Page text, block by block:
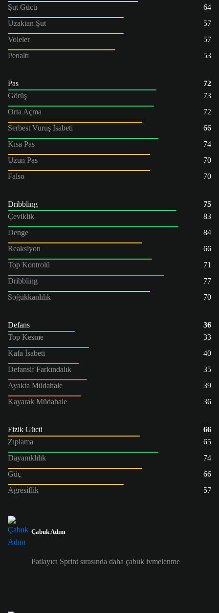
Şut Gücü
64
Uzaktan Şut
57
Voleler
57
Penaltı
53
Pas
72
Görüş
73
Orta Açma
72
Serbest Vuruş İsabeti
66
Kısa Pas
74
Uzun Pas
70
Falso
70
Dribbling
75
Çeviklik
83
Denge
84
Reaksiyon
66
Top Kontrolü
71
Dribbling
77
Soğukkanlılık
70
Defans
36
Top Kesme
33
Kafa İsabeti
40
Defansif Farkındalık
35
Ayakta Müdahale
39
Kayarak Müdahale
36
Fizik Gücü
66
Zıplama
65
Dayanıklılık
74
Güç
66
Agresiflik
57
Çabuk Adım
Patlayıcı Sprint sırasında daha çabuk ivmelenme